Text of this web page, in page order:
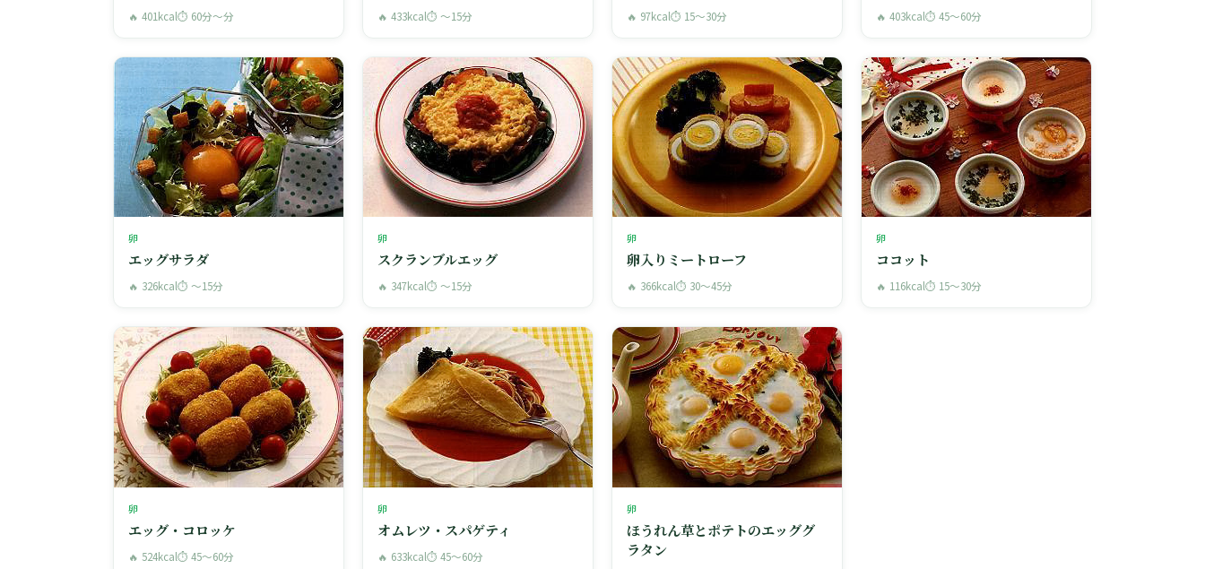
🔥 401kcal⏱ 60分〜分 🔥 433kcal⏱ 〜15分 🔥 97kcal⏱ 15〜30分 🔥 403kcal⏱ 45〜60分
卵
エッグサラダ
🔥 326kcal⏱ 〜15分
卵
スクランブルエッグ
🔥 347kcal⏱ 〜15分
卵
卵入りミートローフ
🔥 366kcal⏱ 30〜45分
卵
ココット
🔥 116kcal⏱ 15〜30分
卵
エッグ・コロッケ
🔥 524kcal⏱ 45〜60分
卵
オムレツ・スパゲティ
🔥 633kcal⏱ 45〜60分
卵
ほうれん草とポテトのエッググ
ラタン